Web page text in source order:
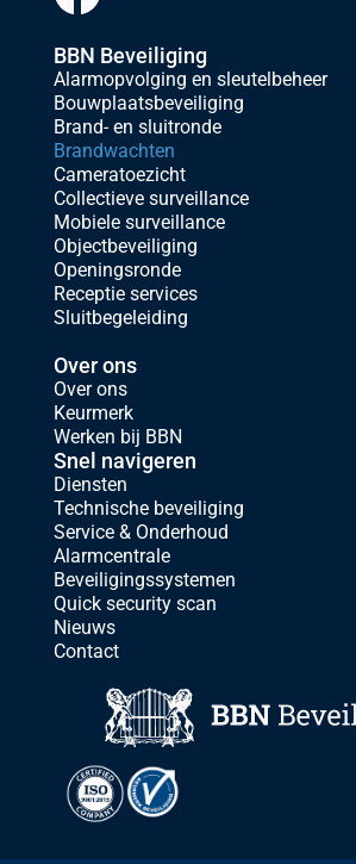
BBN Beveiliging
Alarmopvolging en sleutelbeheer
Bouwplaatsbeveiliging
Brand- en sluitronde
Brandwachten
Cameratoezicht
Collectieve surveillance
Mobiele surveillance
Objectbeveiliging
Openingsronde
Receptie services
Sluitbegeleiding
Over ons
Over ons
Keurmerk
Werken bij BBN
Snel navigeren
Diensten
Technische beveiliging
Service & Onderhoud
Alarmcentrale
Beveiligingssystemen
Quick security scan
Nieuws
Contact